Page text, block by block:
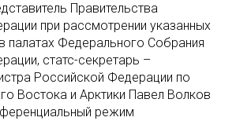
Правительства
при рассмотрении указанных
палатах Федерального Собрания
статс-секретарь –
Российской Федерации по
Востока и Арктики Павел Волков
режим